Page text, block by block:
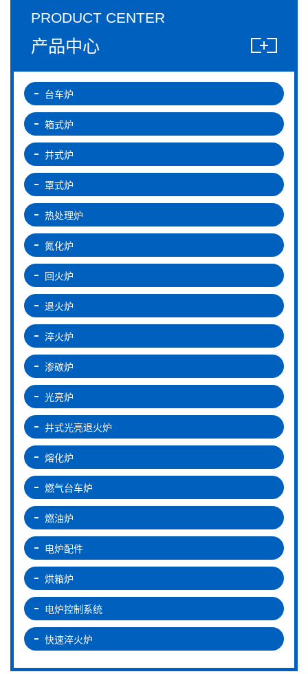
PRODUCT CENTER
产品中心
台车炉
箱式炉
井式炉
罩式炉
热处理炉
氮化炉
回火炉
退火炉
淬火炉
渗碳炉
光亮炉
井式光亮退火炉
熔化炉
燃气台车炉
燃油炉
电炉配件
烘箱炉
电炉控制系统
快速淬火炉